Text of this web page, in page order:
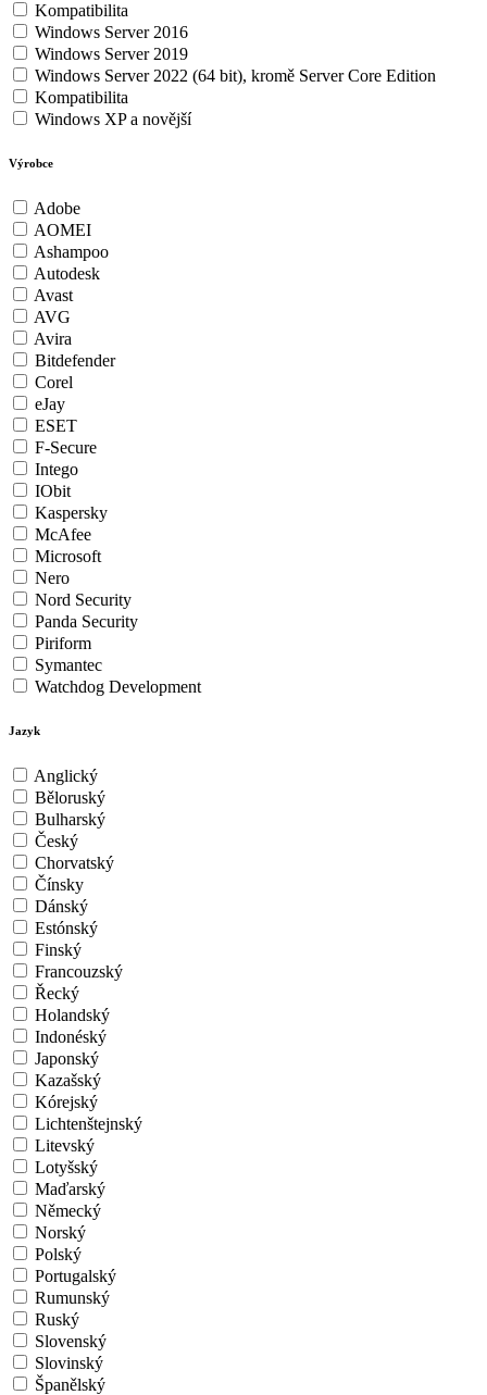
Kompatibilita
Windows Server 2016
Windows Server 2019
Windows Server 2022 (64 bit), kromě Server Core Edition
Kompatibilita
Windows XP a novější
Výrobce
Adobe
AOMEI
Ashampoo
Autodesk
Avast
AVG
Avira
Bitdefender
Corel
eJay
ESET
F-Secure
Intego
IObit
Kaspersky
McAfee
Microsoft
Nero
Nord Security
Panda Security
Piriform
Symantec
Watchdog Development
Jazyk
Anglický
Běloruský
Bulharský
Český
Chorvatský
Čínsky
Dánský
Estónský
Finský
Francouzský
Řecký
Holandský
Indonéský
Japonský
Kazašský
Kórejský
Lichtenštejnský
Litevský
Lotyšský
Maďarský
Německý
Norský
Polský
Portugalský
Rumunský
Ruský
Slovenský
Slovinský
Španělský